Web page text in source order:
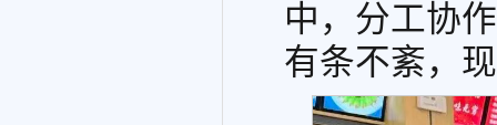
中，分工协
有条不紊，